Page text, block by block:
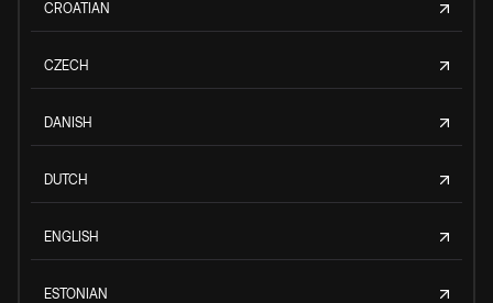
CROATIAN
CZECH
DANISH
DUTCH
ENGLISH
ESTONIAN